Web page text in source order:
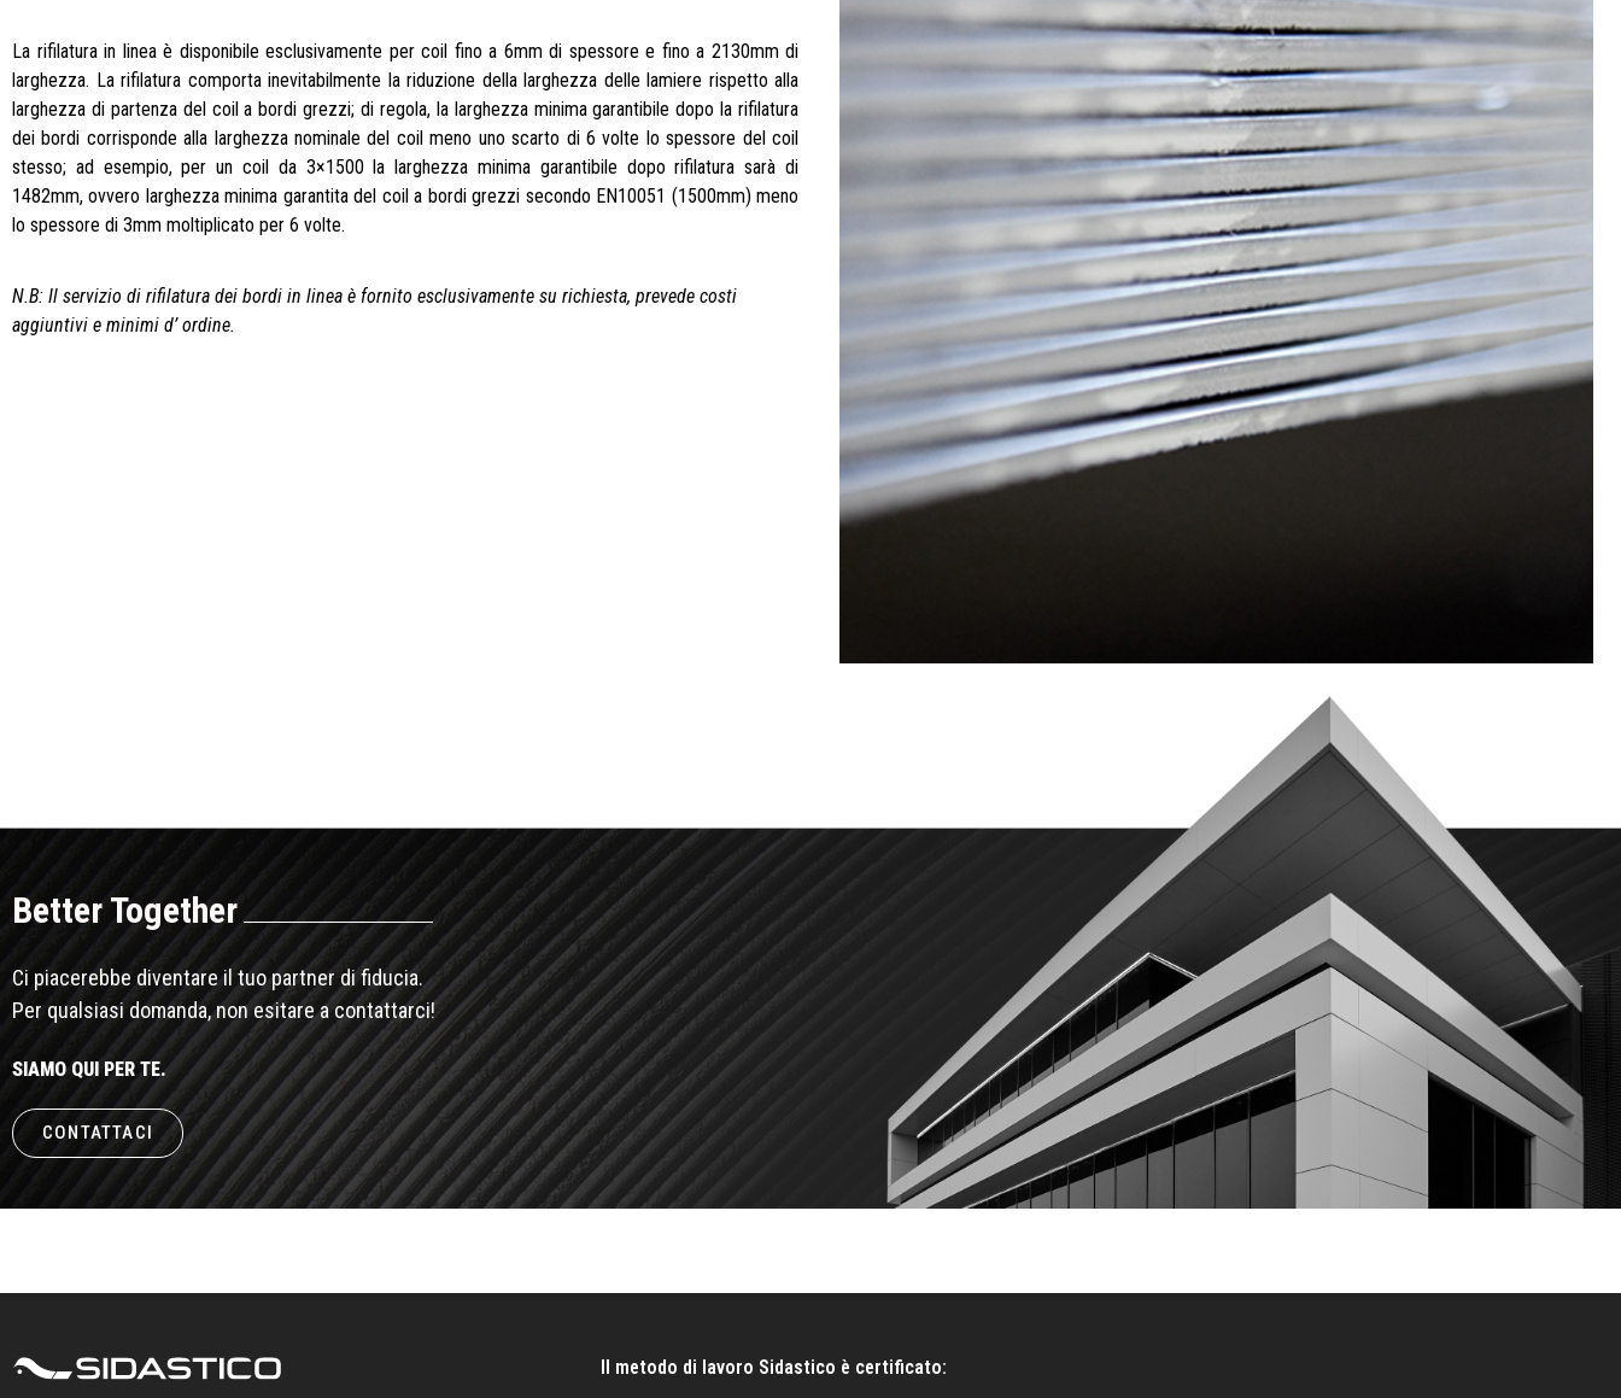
La rifilatura in linea è disponibile esclusivamente per coil fino a 6mm di spessore e fino a 2130mm di
larghezza. La rifilatura comporta inevitabilmente la riduzione della larghezza delle lamiere rispetto alla
larghezza di partenza del coil a bordi grezzi; di regola, la larghezza minima garantibile dopo la rifilatura
dei bordi corrisponde alla larghezza nominale del coil meno uno scarto di 6 volte lo spessore del coil
stesso; ad esempio, per un coil da 3×1500 la larghezza minima garantibile dopo rifilatura sarà di
1482mm, ovvero larghezza minima garantita del coil a bordi grezzi secondo EN10051 (1500mm) meno
lo spessore di 3mm moltiplicato per 6 volte.
N.B: Il servizio di rifilatura dei bordi in linea è fornito esclusivamente su richiesta, prevede costi
aggiuntivi e minimi d’ ordine.
Better Together
Ci piacerebbe diventare il tuo partner di fiducia.
Per qualsiasi domanda, non esitare a contattarci!
SIAMO QUI PER TE.
CONTATTACI
Il metodo di lavoro Sidastico è certificato: